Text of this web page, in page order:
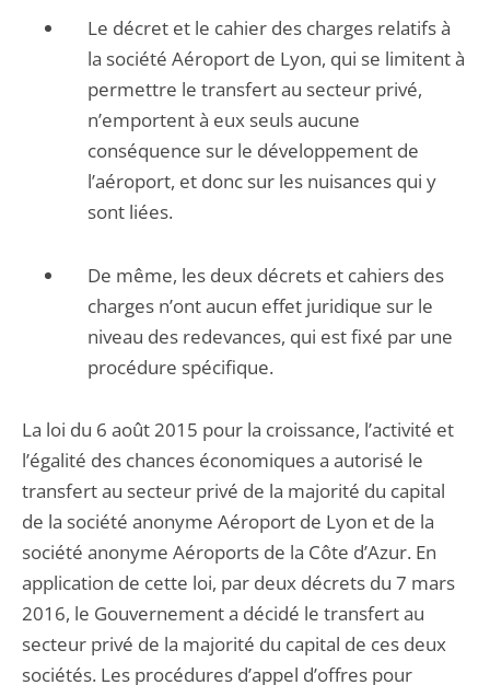
Le décret et le cahier des charges relatifs à
la société Aéroport de Lyon, qui se limitent à
permettre le transfert au secteur privé,
n’emportent à eux seuls aucune
conséquence sur le développement de
l’aéroport, et donc sur les nuisances qui y
sont liées.
De même, les deux décrets et cahiers des
charges n’ont aucun effet juridique sur le
niveau des redevances, qui est fixé par une
procédure spécifique.
La loi du 6 août 2015 pour la croissance, l’activité et
l’égalité des chances économiques a autorisé le
transfert au secteur privé de la majorité du capital
de la société anonyme Aéroport de Lyon et de la
société anonyme Aéroports de la Côte d’Azur. En
application de cette loi, par deux décrets du 7 mars
2016, le Gouvernement a décidé le transfert au
secteur privé de la majorité du capital de ces deux
sociétés. Les procédures d’appel d’offres pour